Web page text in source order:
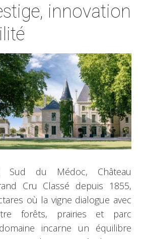
innovation
du Médoc, Château
Cru Classé depuis 1855,
où la vigne dialogue avec
forêts, prairies et parc
incarne un équilibre